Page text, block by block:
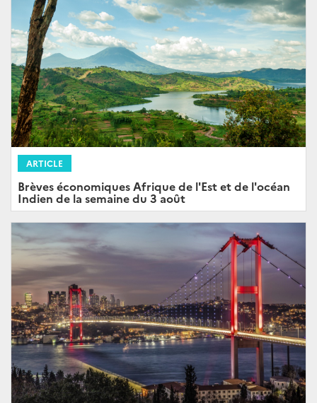
ARTICLE
Brèves économiques Afrique de l'Est et de l'océan
Indien de la semaine du 3 août